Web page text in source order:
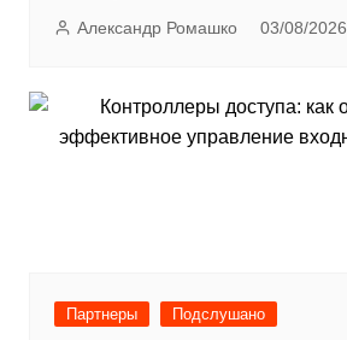
Александр Ромашко 03/08/2026
Партнеры Подслушано